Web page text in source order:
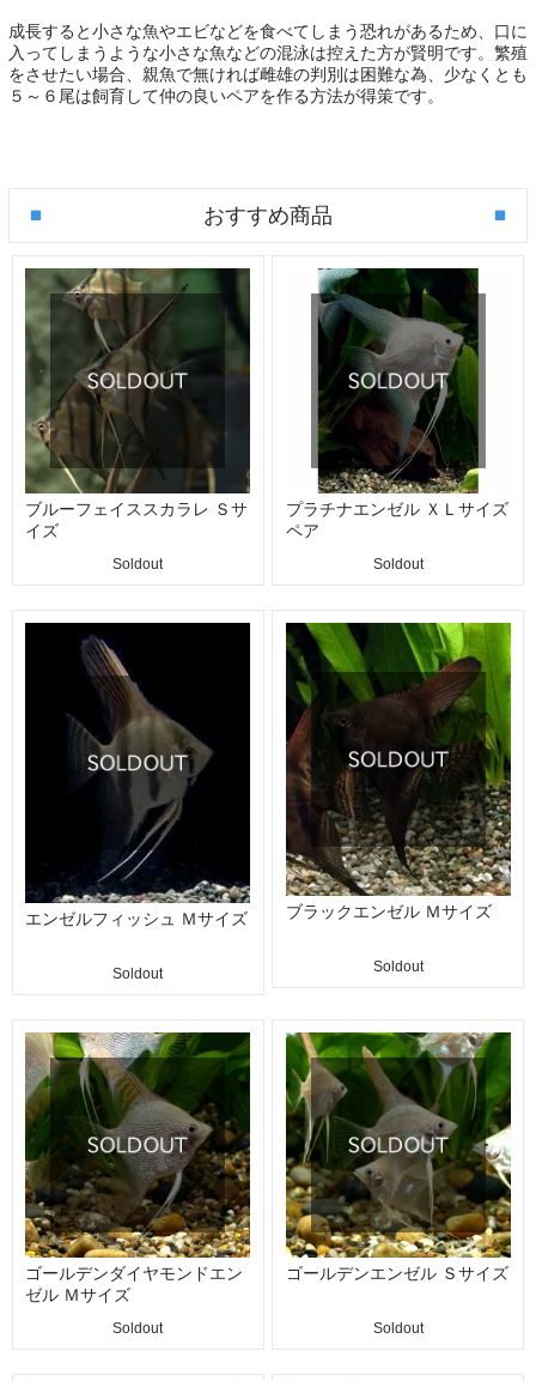
成長すると小さな魚やエビなどを食べてしまう恐れがあるため、口に
入ってしまうような小さな魚などの混泳は控えた方が賢明です。繁殖
をさせたい場合、親魚で無ければ雌雄の判別は困難な為、少なくとも
５～６尾は飼育して仲の良いペアを作る方法が得策です。
おすすめ商品
ブルーフェイススカラレ Ｓサ
イズ
Soldout
プラチナエンゼル ＸＬサイズ
ペア
Soldout
エンゼルフィッシュ Ｍサイズ
Soldout
ブラックエンゼル Ｍサイズ
Soldout
ゴールデンダイヤモンドエン
ゼル Ｍサイズ
Soldout
ゴールデンエンゼル Ｓサイズ
Soldout